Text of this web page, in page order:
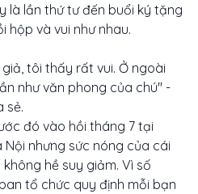
là lần thứ tư đến buổi ký tặng
hộp và vui như nhau.
tôi thấy rất vui. Ở ngoài
như văn phong của chú" -
sẻ.
đó vào hồi tháng 7 tại
Nội nhưng sức nóng của cái
hề suy giảm. Vì số
tổ chức quy định mỗi bạn